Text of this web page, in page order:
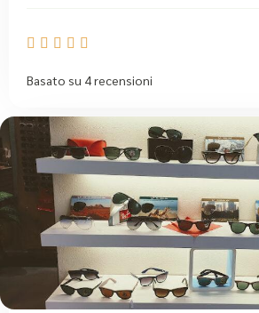
    
Basato su 4 recensioni